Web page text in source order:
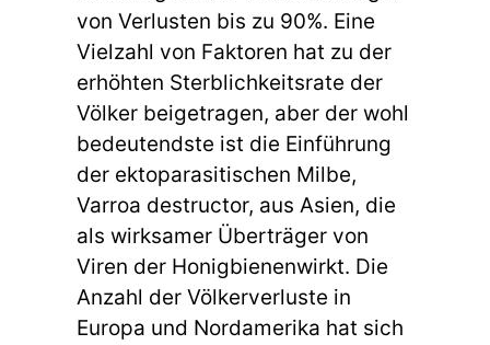
von Verlusten bis zu 90%. Eine
Vielzahl von Faktoren hat zu der
erhöhten Sterblichkeitsrate der
Völker beigetragen, aber der wohl
bedeutendste ist die Einführung
der ektoparasitischen Milbe,
Varroa destructor, aus Asien, die
als wirksamer Überträger von
Viren der Honigbienenwirkt. Die
Anzahl der Völkerverluste in
Europa und Nordamerika hat sich